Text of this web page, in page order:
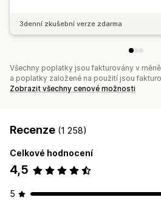
3denní zkušební verze zdarma
Všechny poplatky jsou fakturovány v
a poplatky založené na použití jsou
Zobrazit všechny cenové možnosti
Recenze (1 258)
Celkové hodnocení
4,5
5